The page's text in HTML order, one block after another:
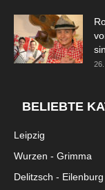
BELIEBTE
Leipzig
Wurzen - Grimma
Delitzsch - Eilenburg